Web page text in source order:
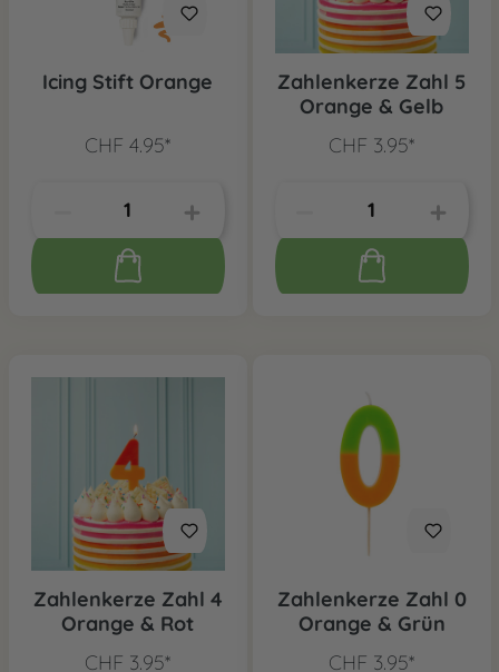
Icing Stift Orange
CHF 4.95*
Zahlenkerze Zahl 5
Orange & Gelb
CHF 3.95*
Zahlenkerze Zahl 4
Orange & Rot
CHF 3.95*
Zahlenkerze Zahl 0
Orange & Grün
CHF 3.95*